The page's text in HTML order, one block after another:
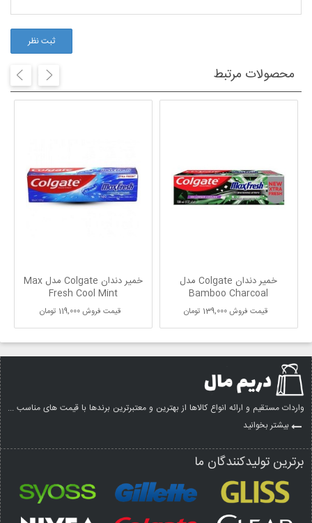
ثبت نظر
محصولات مرتبط
خمیر دندان Colgate مدل Max
Fresh Cool Mint
قیمت فروش119,000 تومان
خمیر دندان Colgate مدل
Bamboo Charcoal
قیمت فروش139,000 تومان
واردات مستقیم و ارائه انواع کالاها از بهترین و معتبرترین برندها با قیمت های مناسب ...
بیشتر بخوانید
برترین تولیدکنندگان ما